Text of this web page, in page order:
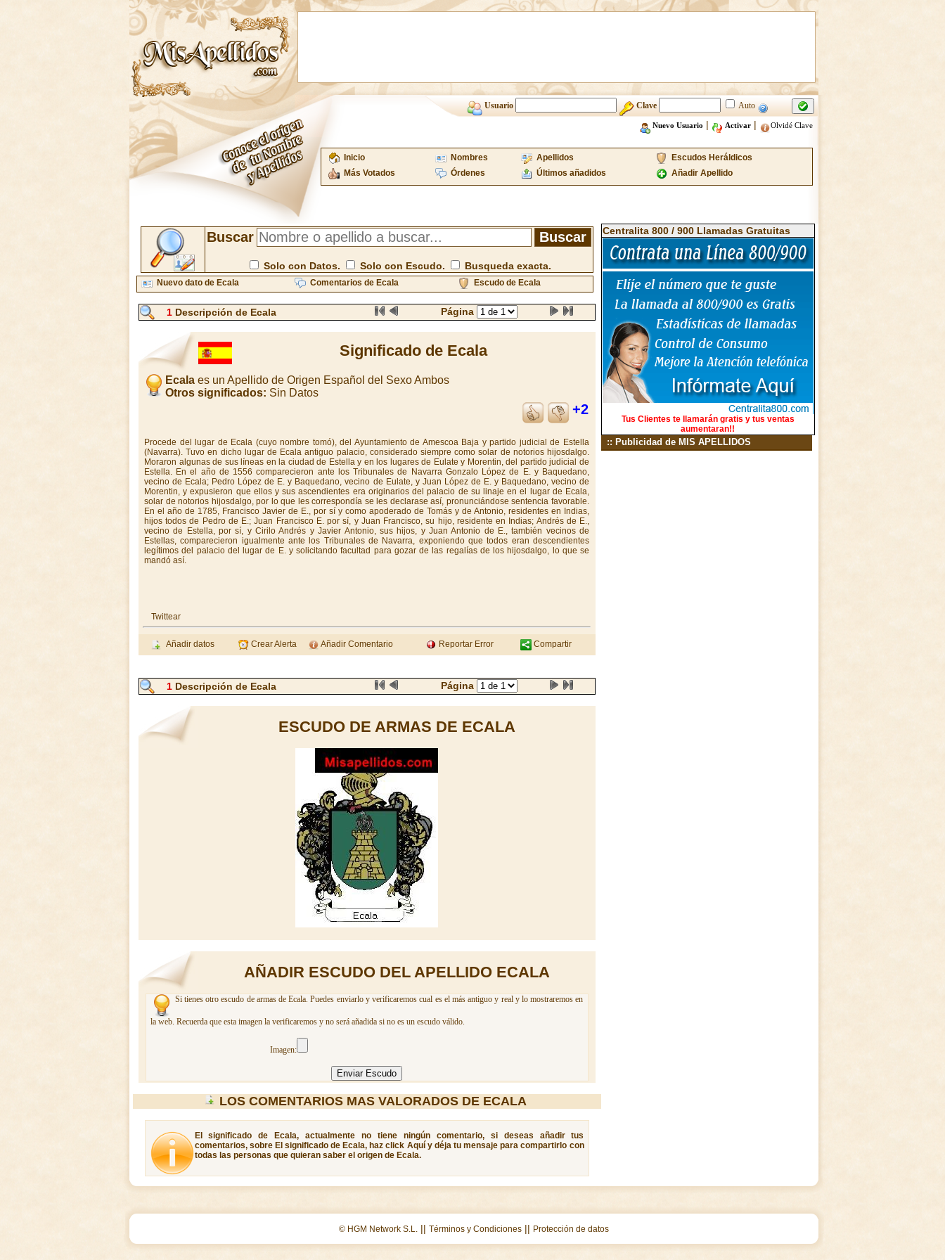
Usuario Clave Auto
Nuevo Usuario | Activar| Olvidé Clave
Inicio Nombres Apellidos
Escudos Heráldicos
Más Votados
Órdenes Últimos añadidos Añadir Apellido
Buscar
Solo con Datos. Solo con Escudo. Busqueda exacta.
Nuevo dato de Ecala Comentarios de Ecala Escudo de Ecala
1Descripción de Ecala Página
Significado de Ecala
Ecala es un Apellido de Origen Español del Sexo Ambos
Otros significados: Sin Datos
+2
Procede del lugar de Ecala (cuyo nombre tomó), del Ayuntamiento de Amescoa Baja y partido judicial de Estella
(Navarra). Tuvo en dicho lugar de Ecala antiguo palacio, considerado siempre como solar de notorios hijosdalgo.
Moraron algunas de sus líneas en la ciudad de Estella y en los lugares de Eulate y Morentin, del partido judicial de
Estella. En el año de 1556 comparecieron ante los Tribunales de Navarra Gonzalo López de E. y Baquedano,
vecino de Ecala; Pedro López de E. y Baquedano, vecino de Eulate, y Juan López de E. y Baquedano, vecino de
Morentin, y expusieron que ellos y sus ascendientes era originarios del palacio de su linaje en el lugar de Ecala,
solar de notorios hijosdalgo, por lo que les correspondía se les declarase así, pronunciándose sentencia favorable.
En el año de 1785, Francisco Javier de E., por sí y como apoderado de Tomás y de Antonio, residentes en Indias,
hijos todos de Pedro de E.; Juan Francisco E. por sí, y Juan Francisco, su hijo, residente en Indias; Andrés de E.,
vecino de Estella, por sí, y Cirilo Andrés y Javier Antonio, sus hijos, y Juan Antonio de E., también vecinos de
Estellas, comparecieron igualmente ante los Tribunales de Navarra, exponiendo que todos eran descendientes
legítimos del palacio del lugar de E. y solicitando facultad para gozar de las regalías de los hijosdalgo, lo que se
mandó así.
Twittear
Añadir datos Crear Alerta Añadir Comentario Reportar Error Compartir
1Descripción de Ecala Página
ESCUDO DE ARMAS DE ECALA
AÑADIR ESCUDO DEL APELLIDO ECALA
Si tienes otro escudo de armas de Ecala. Puedes enviarlo y verificaremos cual es el más antiguo y real y lo mostraremos en
la web. Recuerda que esta imagen la verificaremos y no será añadida si no es un escudo válido.
Imagen:
LOS COMENTARIOS MAS VALORADOS DE ECALA
El significado de Ecala, actualmente no tiene ningún comentario, si deseas añadir tus
comentarios, sobre El significado de Ecala, haz click Aquí y déja tu mensaje para compartirlo con
todas las personas que quieran saber el origen de Ecala.
Centralita 800 / 900 Llamadas Gratuitas
Tus Clientes te llamarán gratis y tus ventas
aumentaran!!
:: Publicidad de MIS APELLIDOS
© HGM Network S.L. || Términos y Condiciones|| Protección de datos